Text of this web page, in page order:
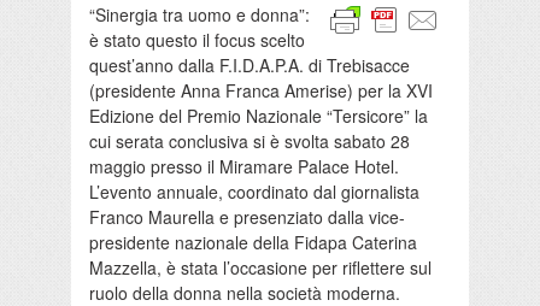
“Sinergia tra uomo e donna”:
è stato questo il focus scelto
quest’anno dalla F.I.D.A.P.A. di Trebisacce
(presidente Anna Franca Amerise) per la XVI
Edizione del Premio Nazionale “Tersicore” la
cui serata conclusiva si è svolta sabato 28
maggio presso il Miramare Palace Hotel.
L’evento annuale, coordinato dal giornalista
Franco Maurella e presenziato dalla vice-
presidente nazionale della Fidapa Caterina
Mazzella, è stata l’occasione per riflettere sul
ruolo della donna nella società moderna.